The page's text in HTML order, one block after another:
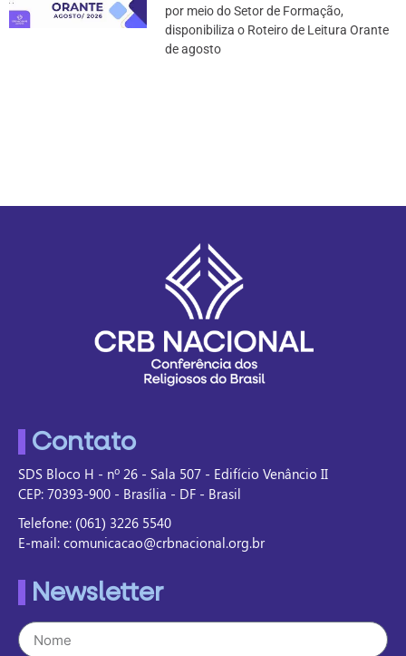
por meio do Setor de Formação,
disponibiliza o Roteiro de Leitura Orante
de agosto
Contato
SDS Bloco H - nº 26 - Sala 507 - Edifício Venâncio II
CEP: 70393-900 - Brasília - DF - Brasil
Telefone: (061) 3226 5540
E-mail: comunicacao@crbnacional.org.br
Newsletter